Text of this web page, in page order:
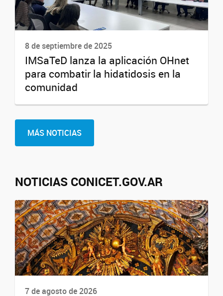
8 de septiembre de 2025
IMSaTeD lanza la aplicación OHnet
para combatir la hidatidosis en la
comunidad
MÁS NOTICIAS
NOTICIAS CONICET.GOV.AR
7 de agosto de 2026